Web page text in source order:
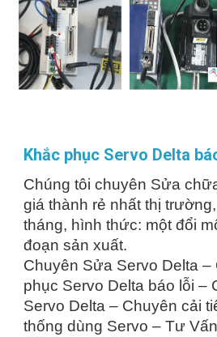
Khắc phục Servo Delta
Chúng tôi chuyên Sửa
giá thành rẻ nhất thị
tháng, hình thức: một đổi
đoạn sản xuất.
Chuyên Sửa Servo Delta –
phục Servo Delta báo lỗi –
Servo Delta – Chuyên cải
thống dùng Servo – Tư